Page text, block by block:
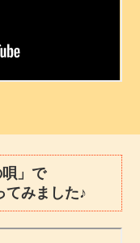
」で
てみました♪